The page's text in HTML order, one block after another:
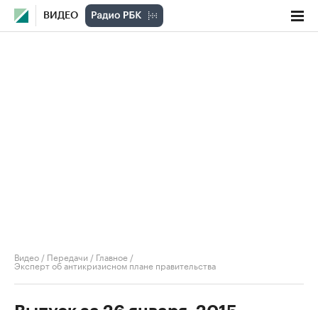
ВИДЕО
Видео / Передачи / Главное /
Эксперт об антикризисном плане правительства